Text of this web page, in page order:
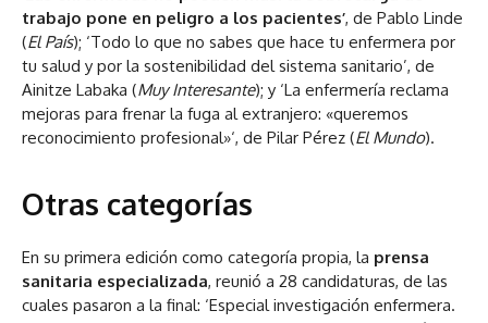
trabajo pone en peligro a los pacientes’, de Pablo Linde
(El País); ‘Todo lo que no sabes que hace tu enfermera por
tu salud y por la sostenibilidad del sistema sanitario’, de
Ainitze Labaka (Muy Interesante); y ‘La enfermería reclama
mejoras para frenar la fuga al extranjero: «queremos
reconocimiento profesional»‘, de Pilar Pérez (El Mundo).
Otras categorías
En su primera edición como categoría propia, la prensa
sanitaria especializada, reunió a 28 candidaturas, de las
cuales pasaron a la final: ‘Especial investigación enfermera.